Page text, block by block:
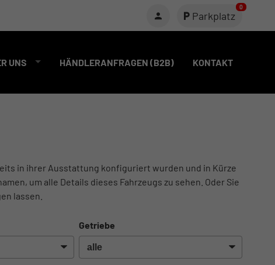
Parkplatz
0
UNS HÄNDLERANFRAGEN (B2B) KONTAKT
in ihrer Ausstattung konfiguriert wurden und in Kürze
um alle Details dieses Fahrzeugs zu sehen. Oder Sie
lassen.
Getriebe